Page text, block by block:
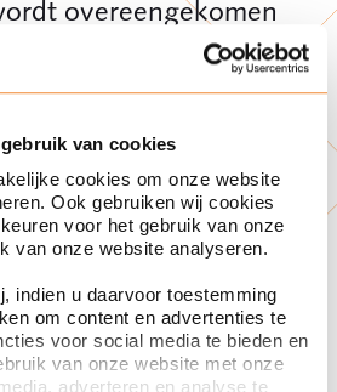
van cookies
cookies om onze website
Ook gebruiken wij cookies
voor het gebruik van onze
van onze website analyseren.
indien u daarvoor toestemming
om content en advertenties te
voor social media te bieden en
van onze website met onze
adverteren en analyse te
overeengekomen
dagen, dan zal het
nietig zijn als gevolg
daarvan is dat
geacht nooit te zijn
De uiterste
dan te worden
het
6:119a sub 2 BW.
een wettelijke